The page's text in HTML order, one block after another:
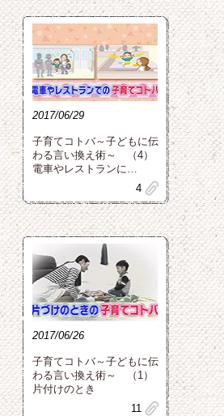
2017/06/29
子育てコトバ～子どもに伝
わる言い換え術～ （4）
電車やレストランに…
clip
4
2017/06/26
子育てコトバ～子どもに伝
わる言い換え術～ （1）
片付けのとき
clip
11